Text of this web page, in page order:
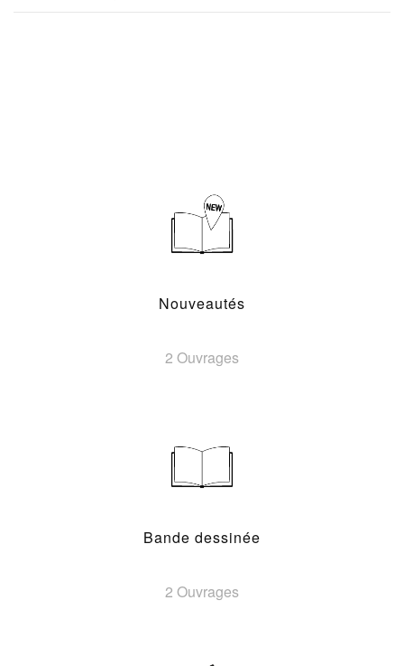
Nouveautés
2 Ouvrages
Bande dessinée
2 Ouvrages